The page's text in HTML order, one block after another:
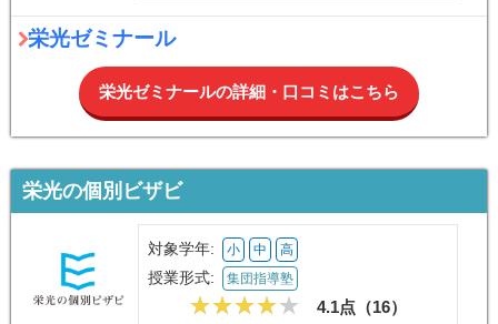
栄光ゼミナール
栄光ゼミナールの詳細・口コミはこちら
栄光の個別ビザビ
対象学年: 小 中 高
授業形式: 集団指導塾
4.1点（16）